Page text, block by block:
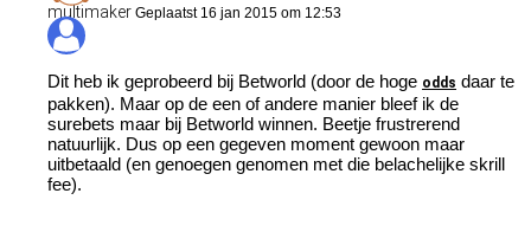
multimaker Geplaatst 16 jan 2015 om 12:53
Dit heb ik geprobeerd bij Betworld (door de hoge odds daar te
pakken). Maar op de een of andere manier bleef ik de
surebets maar bij Betworld winnen. Beetje frustrerend
natuurlijk. Dus op een gegeven moment gewoon maar
uitbetaald (en genoegen genomen met die belachelijke skrill
fee).